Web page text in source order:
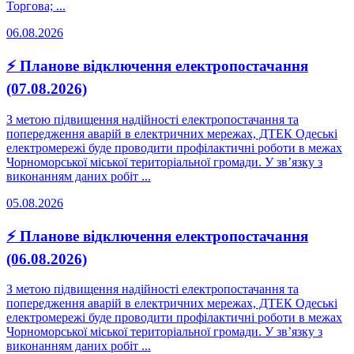
Торгова; ...
06.08.2026
⚡ Планове відключення електропостачання
(07.08.2026)
З метою підвищення надійності електропостачання та
попередження аварій в електричних мережах, ДТЕК Одеські
електромережі буде проводити профілактичні роботи в межах
Чорноморської міської територіальної громади. У зв’язку з
виконанням даних робіт ...
05.08.2026
⚡ Планове відключення електропостачання
(06.08.2026)
З метою підвищення надійності електропостачання та
попередження аварій в електричних мережах, ДТЕК Одеські
електромережі буде проводити профілактичні роботи в межах
Чорноморської міської територіальної громади. У зв’язку з
виконанням даних робіт ...